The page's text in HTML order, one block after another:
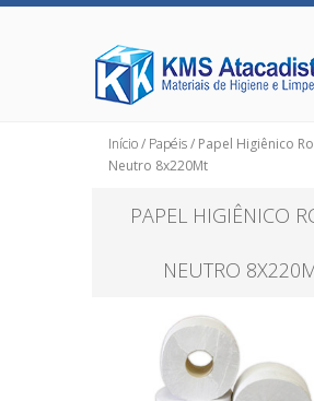
Início/ Papéis/ Papel Higiênico
Neutro 8x220Mt
PAPEL HIGIÊNICO
NEUTRO